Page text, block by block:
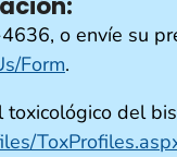
o envíe su
Form.
del